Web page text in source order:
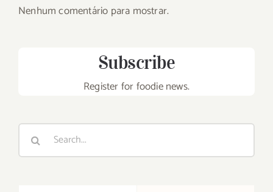
Nenhum comentário para mostrar.
Subscribe
Register for foodie news.
Search